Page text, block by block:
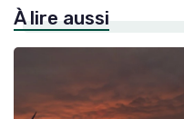
À lire aussi